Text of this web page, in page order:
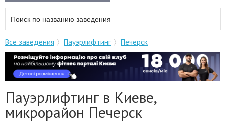
Все заведения Пауэрлифтинг Печерск
Пауэрлифтинг в Киеве,
микрорайон Печерск